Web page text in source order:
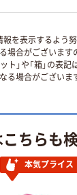
を表示するよう努
場合がございます
ト」や「箱」の表
場合がございま
ちらも
本気プライス